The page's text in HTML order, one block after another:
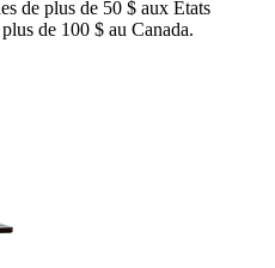
de plus de 50 $ aux États
de 100 $ au Canada.